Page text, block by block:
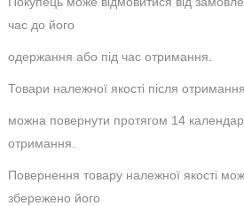
час до його
одержання або під час отримання.
Товари належної якості після отримання
можна повернути протягом 14
отримання.
Повернення товару належної якості
збережено його